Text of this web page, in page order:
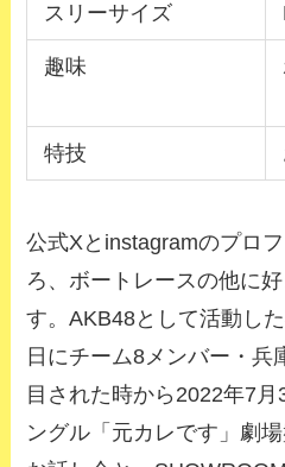
スリーサイズ
趣味
特技
公式Xとinstagramのプロ
ろ、ボートレースの他に
す。AKB48として活動し
日にチーム8メンバー・兵
目された時から2022年7
ングル「元カレです」劇